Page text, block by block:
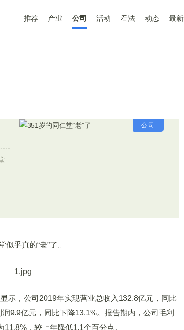
推荐 产业 公司 活动 看法 动态 最新
公司
乎真的“老”了。
，公司2019年实现营业总收入132.8亿元，同比
9.9亿元，同比下降13.1%。报告期内，公司毛利
，较上年降低1.1个百分点。